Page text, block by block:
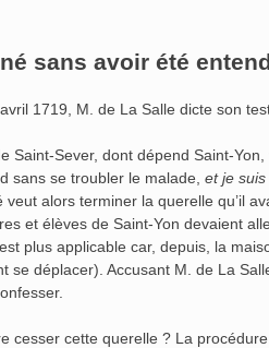
sans avoir été
1719, M. de La Salle dicte son
Saint-Sever, dont dépend Saint-
sans se troubler le malade, et je
veut alors terminer la querelle qu’il
et élèves de Saint-Yon devaient
plus applicable car, depuis, la
se déplacer). Accusant M. de La
cesser cette querelle ? La